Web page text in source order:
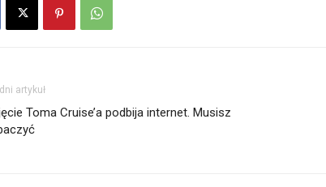
artykuł
Toma Cruise’a podbija internet. Musisz